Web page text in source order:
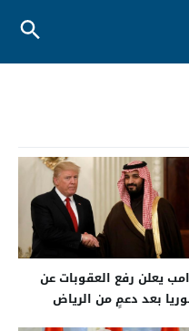
يعلن رفع العقوبات عن
بعد دعمٍ من الرياض